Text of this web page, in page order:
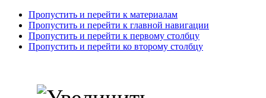
Пропустить и перейти к материалам
Пропустить и перейти к главной навигации
Пропустить и перейти к первому столбцу
Пропустить и перейти ко второму столбцу